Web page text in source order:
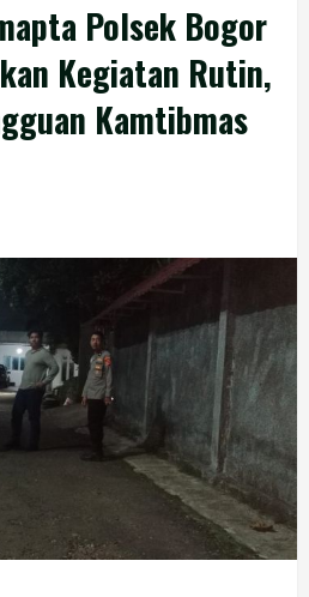
Polsek Bogor
Kegiatan Rutin,
Kamtibmas